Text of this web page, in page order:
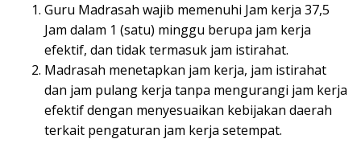
Guru Madrasah wajib memenuhi Jam kerja 37,5
Jam dalam 1 (satu) minggu berupa jam kerja
efektif, dan tidak termasuk jam istirahat.
Madrasah menetapkan jam kerja, jam istirahat
dan jam pulang kerja tanpa mengurangi jam kerja
efektif dengan menyesuaikan kebijakan daerah
terkait pengaturan jam kerja setempat.